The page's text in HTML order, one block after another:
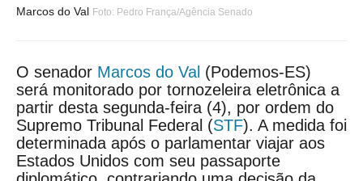
Marcos do Val Foto: Pedro França/Agência Senado
O senador Marcos do Val (Podemos-ES)
será monitorado por tornozeleira eletrônica a
partir desta segunda-feira (4), por ordem do
Supremo Tribunal Federal (STF). A medida foi
determinada após o parlamentar viajar aos
Estados Unidos com seu passaporte